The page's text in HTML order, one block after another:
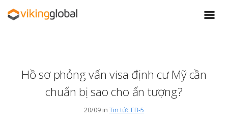
Hồ sơ phỏng vấn visa định cư Mỹ cần
chuẩn bị sao cho ấn tượng?
20/09 in Tin tức EB-5